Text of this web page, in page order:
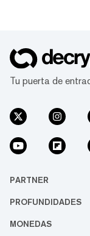
Tu puerta de
PARTNER
PROFUNDIDADES
MONEDAS